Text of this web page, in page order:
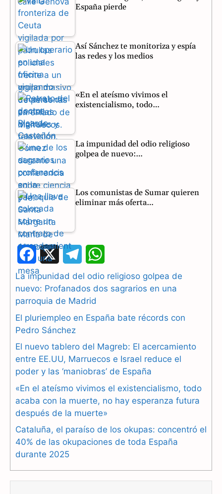
España pierde
Así Sánchez te monitoriza y espía
las redes y los medios
«En el ateísmo vivimos el
existencialismo, todo…
La impunidad del odio religioso
golpea de nuevo:…
Los comunistas de Sumar quieren
eliminar más oferta…
F
a
c
b
o
o
k
e
l
r
a
m
h
a
A
p
p
La impunidad del odio religioso golpea de
nuevo: Profanados dos sagrarios en una
parroquia de Madrid
El pluriempleo en España bate récords con
Pedro Sánchez
El nuevo tablero del Magreb: El acercamiento
entre EE.UU, Marruecos e Israel reduce el
poder y las ‘maniobras’ de España
«En el ateísmo vivimos el existencialismo, todo
acaba con la muerte, no hay esperanza futura
después de la muerte»
Cataluña, el paraíso de los okupas: concentró el
40% de las okupaciones de toda España
durante 2025